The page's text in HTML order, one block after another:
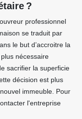
?
professionnel
se traduit par
le but d’accroitre la
nécessaire
sacrifier la superficie
décision est plus
immeuble. Pour
l'entreprise